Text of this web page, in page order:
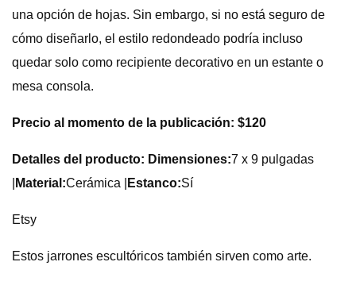
una opción de hojas. Sin embargo, si no está seguro de
cómo diseñarlo, el estilo redondeado podría incluso
quedar solo como recipiente decorativo en un estante o
mesa consola.
Precio al momento de la publicación: $120
Detalles del producto: Dimensiones:7 x 9 pulgadas
Material:Cerámica | Estanco:Sí
Etsy
Estos jarrones escultóricos también sirven como arte.